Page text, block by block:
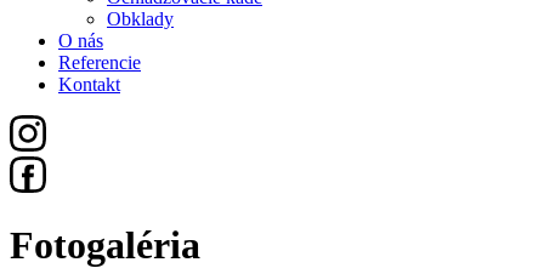
Obklady
O nás
Referencie
Kontakt
Fotogaléria